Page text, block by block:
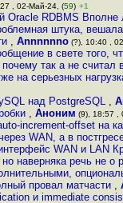
, 02-Май-24, (59) +1
Oracle RDBMS Вполне
штука,
, Annnnnno (?), 10:40 ,
в свете того,
так а не считал
на серьезных
над PostgreSQL ,
, Аноним (9), 18:57 ,
increment-offset на
WAN, а в
WAN и LAN
наверняка речь не о
провал матчасти ,
и immediate